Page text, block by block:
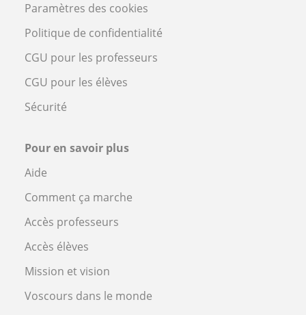
Paramètres des cookies
Politique de confidentialité
CGU pour les professeurs
CGU pour les élèves
Sécurité
Pour en savoir plus
Aide
Comment ça marche
Accès professeurs
Accès élèves
Mission et vision
Voscours dans le monde